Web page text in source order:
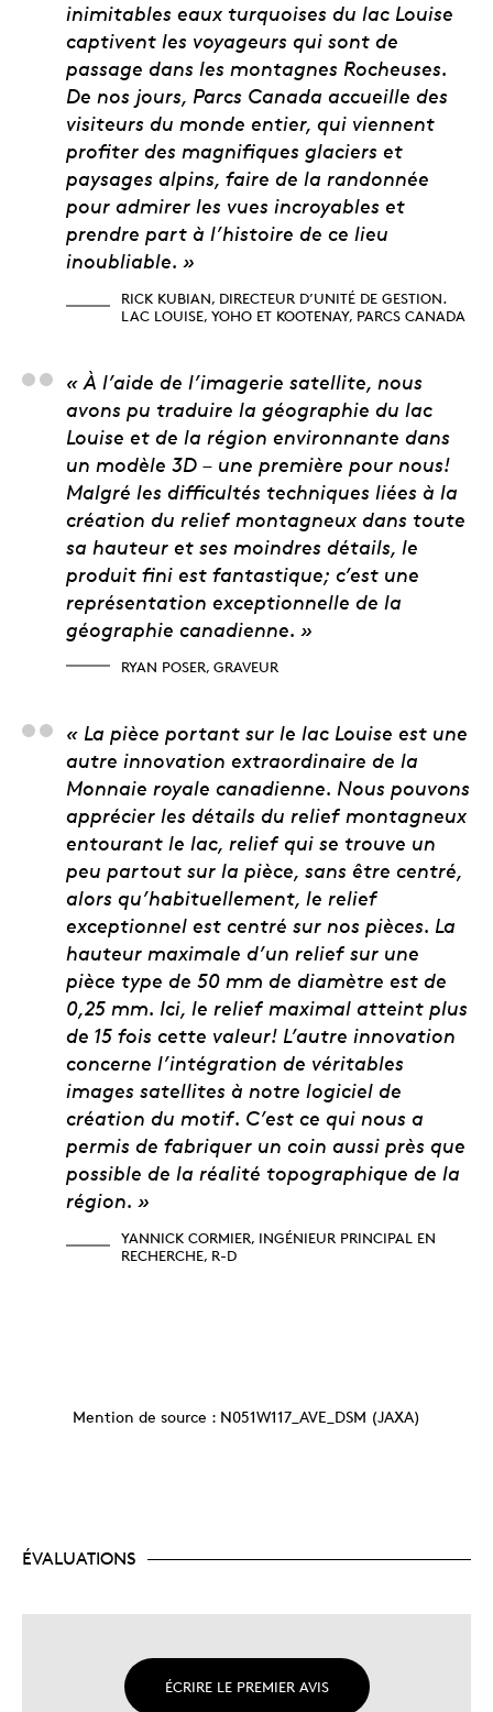
inimitables eaux turquoises du lac Louise
captivent les voyageurs qui sont de
passage dans les montagnes Rocheuses.
De nos jours, Parcs Canada accueille des
visiteurs du monde entier, qui viennent
profiter des magnifiques glaciers et
paysages alpins, faire de la randonnée
pour admirer les vues incroyables et
prendre part à l’histoire de ce lieu
inoubliable. »
RICK KUBIAN, DIRECTEUR D’UNITÉ DE GESTION.
LAC LOUISE, YOHO ET KOOTENAY, PARCS CANADA
Ryan Poser, graveur
« À l’aide de l’imagerie satellite, nous
avons pu traduire la géographie du lac
Louise et de la région environnante dans
un modèle 3D – une première pour nous!
Malgré les difficultés techniques liées à la
création du relief montagneux dans toute
sa hauteur et ses moindres détails, le
produit fini est fantastique; c’est une
représentation exceptionnelle de la
géographie canadienne. »
RYAN POSER, GRAVEUR
Yannick Cormier,
« La pièce portant sur le lac Louise est une
autre innovation extraordinaire de la
Monnaie royale canadienne. Nous pouvons
apprécier les détails du relief montagneux
entourant le lac, relief qui se trouve un
peu partout sur la pièce, sans être centré,
alors qu’habituellement, le relief
exceptionnel est centré sur nos pièces. La
hauteur maximale d’un relief sur une
pièce type de 50 mm de diamètre est de
0,25 mm. Ici, le relief maximal atteint plus
de 15 fois cette valeur! L’autre innovation
concerne l’intégration de véritables
images satellites à notre logiciel de
création du motif. C’est ce qui nous a
permis de fabriquer un coin aussi près que
possible de la réalité topographique de la
région. »
YANNICK CORMIER, INGÉNIEUR PRINCIPAL EN
RECHERCHE, R-D
Mention de source : N051W117_AVE_DSM (JAXA)
ÉVALUATIONS
ÉCRIRE LE PREMIER AVIS